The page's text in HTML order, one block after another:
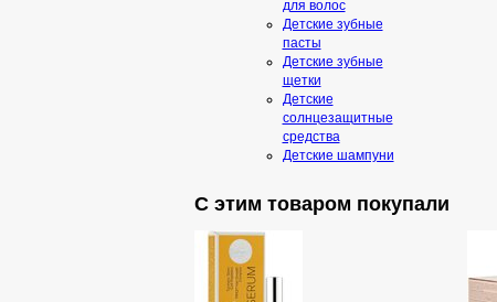
для волос
Детские зубные
пасты
Детские зубные
щетки
Детские
солнцезащитные
средства
Детские шампуни
С этим товаром покупали